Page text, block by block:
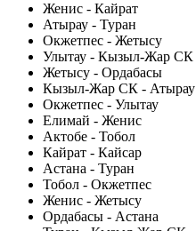
Женис - Кайрат
Атырау - Туран
Окжетпес - Жетысу
Улытау - Кызыл-Жар СК
Жетысу - Ордабасы
Кызыл-Жар СК - Атырау
Окжетпес - Улытау
Елимай - Женис
Актобе - Тобол
Кайрат - Кайсар
Астана - Туран
Тобол - Окжетпес
Женис - Жетысу
Ордабасы - Астана